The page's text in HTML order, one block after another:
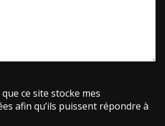
que ce site stocke mes
afin qu’ils puissent répondre à